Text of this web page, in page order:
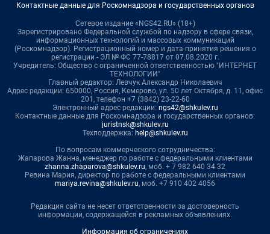
Контактные данные для Роскомнадзора и государственных органов
Сетевое издание «NGS42.RU» (18+)
Зарегистрировано Федеральной службой по надзору в сфере связи,
информационных технологий и массовых коммуникаций
(Роскомнадзор). Регистрационный номер и дата принятия решения о
регистрации - ЭЛ № ФС 77-78817 от 07.08.2020 г.
Учредитель: Общество с ограниченной ответственностью "ИНТЕРНЕТ
ТЕХНОЛОГИИ"
Главный редактор: Левчук Александр Николаевич
Адрес редакции: 650000, Россия, Кемерово, ул. 50 лет Октября, д. 11, офис
201, телефон +7 (3842) 23-22-60
Электронный адрес редакции: ngs42@shkulev.ru
Контактные данные для Роскомнадзора и государственных органов:
juristnsk@shkulev.ru
Техподдержка: help@shkulev.ru
По вопросам коммерческого сотрудничества:
Жапарова Жанна, менеджер по работе с федеральными клиентами
zhanna.zhaparova@shkulev.ru, моб. + 7 982 640 34 32
Ревина Мария, директор по работе с федеральными клиентами
mariya.revina@shkulev.ru, моб. +7 910 402 4056
Редакция сайта не несет ответственности за достоверность
информации, содержащейся в рекламных объявлениях.
Информация об ограничениях